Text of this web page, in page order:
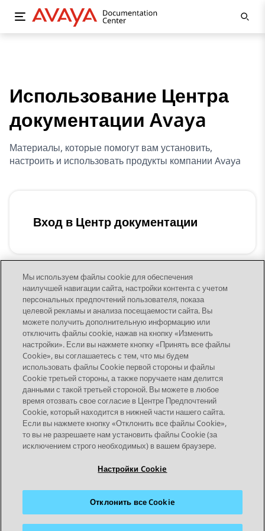
Использование Центра
документации Avaya
Материалы, которые помогут вам установить,
настроить и использовать продукты компании Avaya
Вход в Центр документации
Возможности, которые
предоставляет Центр
документации
STAY CONNECTED
Условия использования
Конфиденциальность
Политика cookie
Мы используем файлы cookie для обеспечения
наилучшей навигации сайта, настройки контента с учетом
персональных предпочтений пользователя, показа
целевой рекламы и анализа посещаемости сайта. Вы
можете получить дополнительную информацию или
отключить файлы cookie, нажав на кнопку «Изменить
настройки». Если вы нажмете кнопку «Принять все файлы
Cookie», вы соглашаетесь с тем, что мы будем
использовать файлы Cookie первой стороны и файлы
Cookie третьей стороны, а также поручаете нам делится
данными с такой третьей стороной. Вы можете в любое
время отозвать свое согласие в Центре Предпочтений
Cookie, который находится в нижней части нашего сайта.
Если вы нажмете кнопку «Отклонить все файлы Cookie»,
то вы не разрешаете нам установить файлы Cookie (за
исключением строго необходимых) в вашем браузере.
Настройки Cookie
Отклонить все Cookie